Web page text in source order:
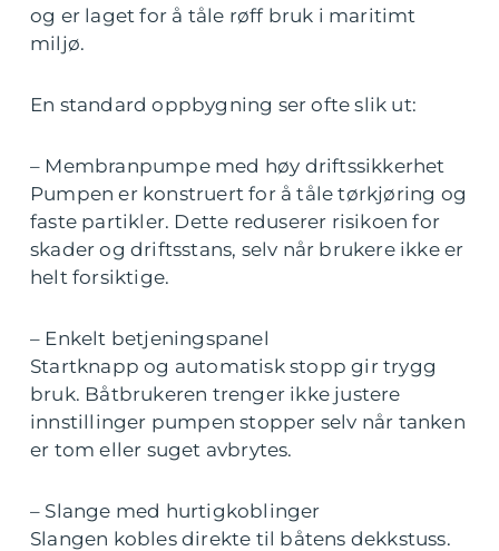
og er laget for å tåle røff bruk i maritimt
miljø.
En standard oppbygning ser ofte slik ut:
– Membranpumpe med høy driftssikkerhet
Pumpen er konstruert for å tåle tørkjøring og
faste partikler. Dette reduserer risikoen for
skader og driftsstans, selv når brukere ikke er
helt forsiktige.
– Enkelt betjeningspanel
Startknapp og automatisk stopp gir trygg
bruk. Båtbrukeren trenger ikke justere
innstillinger pumpen stopper selv når tanken
er tom eller suget avbrytes.
– Slange med hurtigkoblinger
Slangen kobles direkte til båtens dekkstuss.